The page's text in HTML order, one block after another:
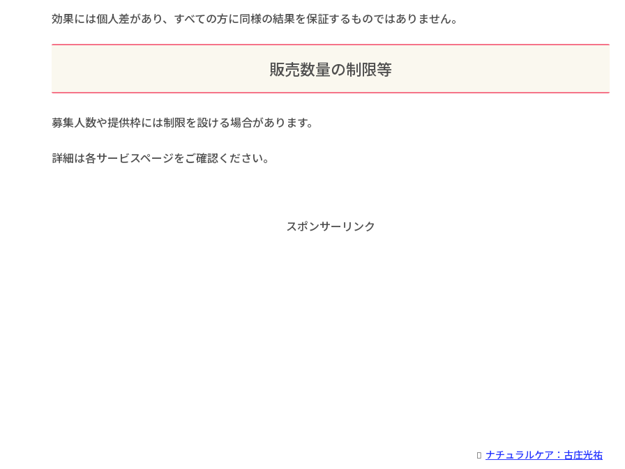
効果には個人差があり、すべての方に同様の結果を保証するものではありません。
販売数量の制限等
募集人数や提供枠には制限を設ける場合があります。
詳細は各サービスページをご確認ください。
スポンサーリンク
ナチュラルケア：古庄光祐